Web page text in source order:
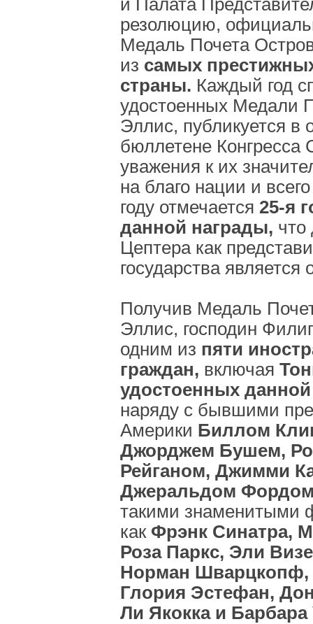
и Палата
резолюцию,
Медаль Почета
из самых
страны. Каждый год
удостоенных Медали
Эллис, публикуется
бюллетене Конгресса
уважения к их
на благо нации и
году отмечается 25-я
данной награды, что
Цептера как
государства
Получив Медаль
Эллис, господин
одним из пяти
граждан, включая
удостоенных
наряду с бывшими
Америки Биллом
Джорджем Бушем,
Рейганом, Джимми
Джеральдом
такими знаменитыми
как Фрэнк Синатра,
Роза Паркс, Эли
Норман Шварцкопф,
Глория Эстефан,
Ли Якокка и Барбара